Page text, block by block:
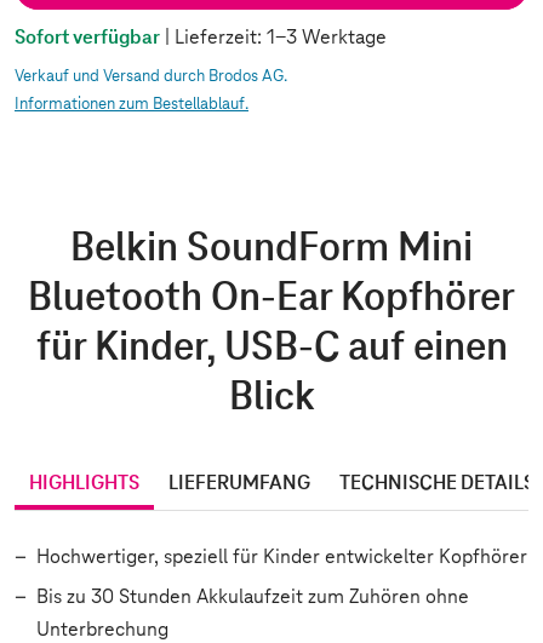
Sofort verfügbar | Lieferzeit: 1-3 Werktage
Verkauf und Versand durch Brodos AG.
Informationen zum Bestellablauf.
Belkin SoundForm Mini
Bluetooth On-Ear Kopfhörer
für Kinder, USB-C auf einen
Blick
HIGHLIGHTS LIEFERUMFANG TECHNISCHE DETAILS
Hochwertiger, speziell für Kinder entwickelter Kopfhörer
Bis zu 30 Stunden Akkulaufzeit zum Zuhören ohne
Unterbrechung